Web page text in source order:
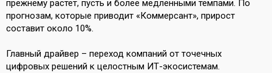
прежнему растет, пусть и более медленными темпами. По
прогнозам, которые приводит «Коммерсант», прирост
составит около 10%.
Главный драйвер – переход компаний от точечных
цифровых решений к целостным ИТ-экосистемам.